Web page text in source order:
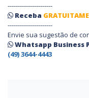
----------------------
Receba
----------------------
Envie sua sugestão de
Whatsapp Business
(49) 3644-4443